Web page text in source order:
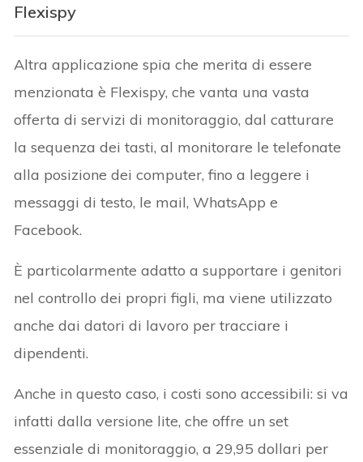
Flexispy
Altra applicazione spia che merita di essere
menzionata è Flexispy, che vanta una vasta
offerta di servizi di monitoraggio, dal catturare
la sequenza dei tasti, al monitorare le telefonate
alla posizione dei computer, fino a leggere i
messaggi di testo, le mail, WhatsApp e
Facebook.
È particolarmente adatto a supportare i genitori
nel controllo dei propri figli, ma viene utilizzato
anche dai datori di lavoro per tracciare i
dipendenti.
Anche in questo caso, i costi sono accessibili: si va
infatti dalla versione lite, che offre un set
essenziale di monitoraggio, a 29,95 dollari per